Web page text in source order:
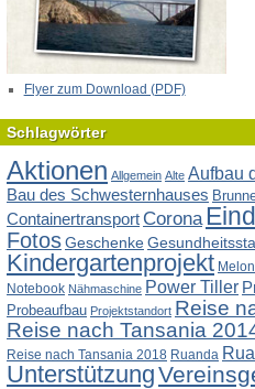
Flyer zum Download (PDF)
Schlagwörter
Aktionen Allgemein Alte Aufbau
Bau des Schwesternhauses
Containertransport Corona
FotosGeschenke
Kindergartenprojekt
Notebook Nähmaschine Power Tiller
Probeaufbau Projektstandort Reise
Reise nach Tansania
Reise nach Tansania 2018 Ruanda
Unterstützung